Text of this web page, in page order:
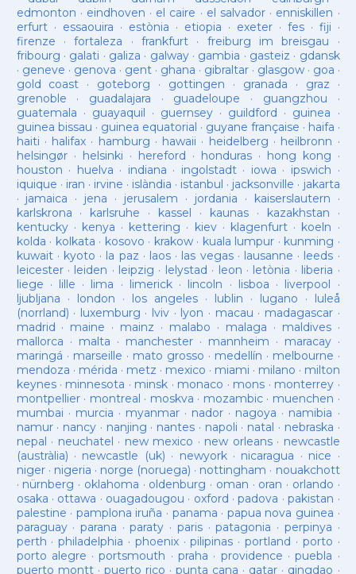
edmonton · eindhoven · el caire · el salvador · enniskillen ·
erfurt· essaouira · estònia · etiopia · exeter· fes· fiji ·
firenze ·fortaleza · frankfurt· freiburg im breisgau ·
fribourg · galati · galiza · galway· gambia · gasteiz · gdansk
· geneve · genova · gent· ghana · gibraltar· glasgow· goa ·
gold coast · goteborg · gottingen · granada · graz ·
grenoble · guadalajara · guadeloupe · guangzhou ·
guatemala · guayaquil · guernsey· guildford · guinea ·
guinea bissau · guinea equatorial · guyane française · haifa ·
haiti · halifax · hamburg · hawaii · heidelberg · heilbronn ·
helsingør· helsinki · hereford · honduras· hong kong ·
houston · huelva · indiana · ingolstadt· iowa · ipswich ·
iquique · iran · irvine · islàndia · istanbul · jacksonville · jakarta
· jamaica · jena · jerusalem · jordania · kaiserslautern ·
karlskrona · karlsruhe · kassel · kaunas· kazakhstan ·
kentucky· kenya · kettering · kiev· klagenfurt · koeln ·
kolda · kolkata · kosovo · krakow· kuala lumpur · kunming ·
kuwait· kyoto · la paz · laos· las vegas· lausanne · leeds ·
leicester· leiden · leipzig · lelystad · leon · letònia · liberia ·
liege · lille · lima · limerick· lincoln · lisboa · liverpool ·
ljubljana · london · los angeles· lublin · lugano · luleå
(norrland) · luxemburg · lviv · lyon · macau · madagascar·
madrid · maine · mainz · malabo · malaga · maldives·
mallorca · malta · manchester· mannheim · maracay·
maringá · marseille · mato grosso · medellín · melbourne ·
mendoza · mérida · metz · mexico · miami · milano · milton
keynes· minnesota · minsk · monaco · mons · monterrey ·
montpellier· montreal · moskva · mozambic· muenchen ·
mumbai · murcia · myanmar· nador · nagoya · namibia ·
namur· nancy · nanjing · nantes · napoli · natal · nebraska ·
nepal · neuchatel · new mexico · new orleans· newcastle
(austràlia) · newcastle (uk) · newyork· nicaragua · nice ·
niger· nigeria · norge (noruega) · nottingham · nouakchott
· nürnberg · oklahoma · oldenburg · oman · oran · orlando ·
osaka · ottawa · ouagadougou · oxford ·padova ·pakistan ·
palestine · pamplona iruña · panama · papua nova guinea ·
paraguay· parana ·paraty · paris·patagonia · perpinya ·
perth ·philadelphia · phoenix·pilipinas ·portland · porto ·
porto alegre ·portsmouth ·praha · providence ·puebla ·
puerto montt· puerto rico ·punta cana · qatar · qingdao ·